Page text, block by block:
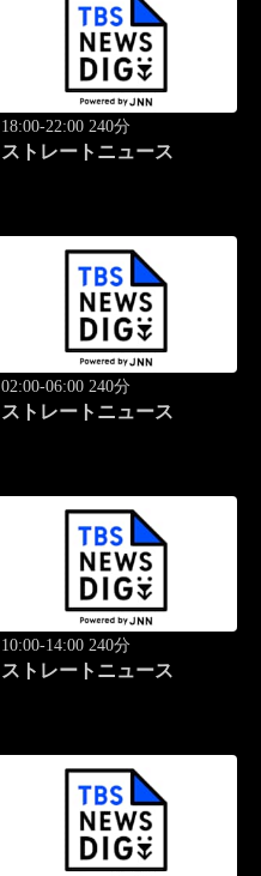
18:00-22:00 240分
ストレートニュース
02:00-06:00 240分
ストレートニュース
10:00-14:00 240分
ストレートニュース